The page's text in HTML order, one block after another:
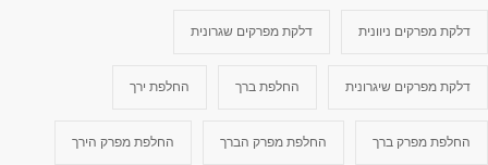
דלקת מפרקים ניוונית דלקת מפרקים שגרונית
דלקת מפרקים שיגרונית החלפת ברך החלפת ירך
החלפת מפרק ברך החלפת מפרק הברך החלפת מפרק הירך